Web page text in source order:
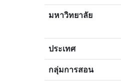
มหาวิทยาลัย
ประเทศ
กลุ่มการสอน